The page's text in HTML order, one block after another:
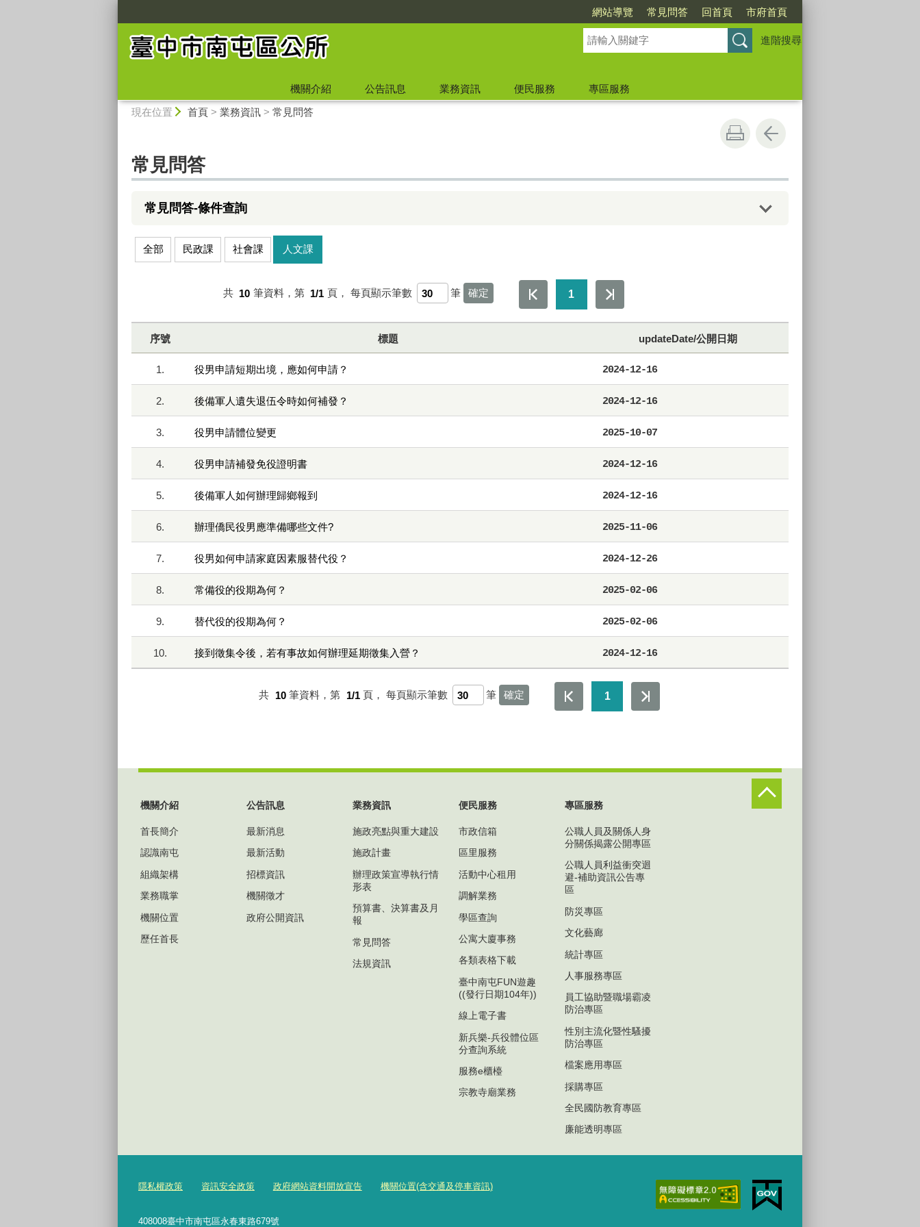
網站導覽 常見問答 回首頁 市府首頁
進階搜尋
機關介紹 公告訊息 業務資訊 便民服務
專區服務
現在位置 首頁> 業務資訊> 常見問答
常見問答
常見問答-條件查詢
全部 民政課 社會課 人文課
共 10 筆資料，第 1/1 頁， 每頁顯示筆數 筆 1
序號 標題 updateDate/公開日期
1. 役男申請短期出境，應如何申請？ 2024-12-16
2. 後備軍人遺失退伍令時如何補發？ 2024-12-16
3. 役男申請體位變更 2025-10-07
4. 役男申請補發免役證明書 2024-12-16
5. 後備軍人如何辦理歸鄉報到 2024-12-16
6. 辦理僑民役男應準備哪些文件? 2025-11-06
7. 役男如何申請家庭因素服替代役？ 2024-12-26
8. 常備役的役期為何？ 2025-02-06
9. 替代役的役期為何？ 2025-02-06
10. 接到徵集令後，若有事故如何辦理延期徵集入營？ 2024-12-16
共 10 筆資料，第 1/1 頁， 每頁顯示筆數 筆 1
機關介紹
首長簡介
認識南屯
組織架構
業務職掌
機關位置
歷任首長
公告訊息
最新消息
最新活動
招標資訊
機關徵才
政府公開資訊
業務資訊
施政亮點與重大建設
施政計畫
辦理政策宣導執行情
形表
預算書、決算書及月
報
常見問答
法規資訊
便民服務
市政信箱
區里服務
活動中心租用
調解業務
學區查詢
公寓大廈事務
各類表格下載
臺中南屯FUN遊趣
((發行日期104年))
線上電子書
新兵樂-兵役體位區
分查詢系統
服務e櫃檯
宗教寺廟業務
專區服務
公職人員及關係人身
分關係揭露公開專區
公職人員利益衝突迴
避-補助資訊公告專
區
防災專區
文化藝廊
統計專區
人事服務專區
員工協助暨職場霸凌
防治專區
性別主流化暨性騷擾
防治專區
檔案應用專區
採購專區
全民國防教育專區
廉能透明專區
隱私權政策 資訊安全政策 政府網站資料開放宣告 機關位置(含交通及停車資訊)
408008臺中市南屯區永春東路679號